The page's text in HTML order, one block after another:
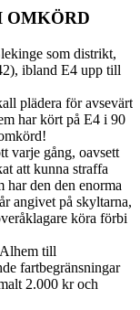
OMKÖRD
som distrikt,
ibland E4 upp till
plädera för avsevärt
har kört på E4 i 90
varje gång, oavsett
att kunna straffa
har den den enorma
angivet på skyltarna,
köra förbi
till
fartbegränsningar
2.000 kr och